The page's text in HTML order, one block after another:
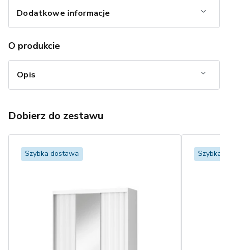
Dodatkowe informacje
O produkcie
Opis
Dobierz do zestawu
Szybka dostawa Szybka